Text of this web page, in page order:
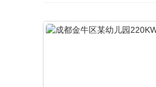
上海马拉松、福州利莱森玛